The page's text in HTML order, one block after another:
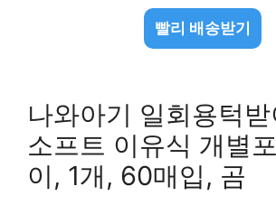
빨리 배송받기
나와아기 일회용턱
소프트 이유식 개별
이, 1개, 60매입, 곰